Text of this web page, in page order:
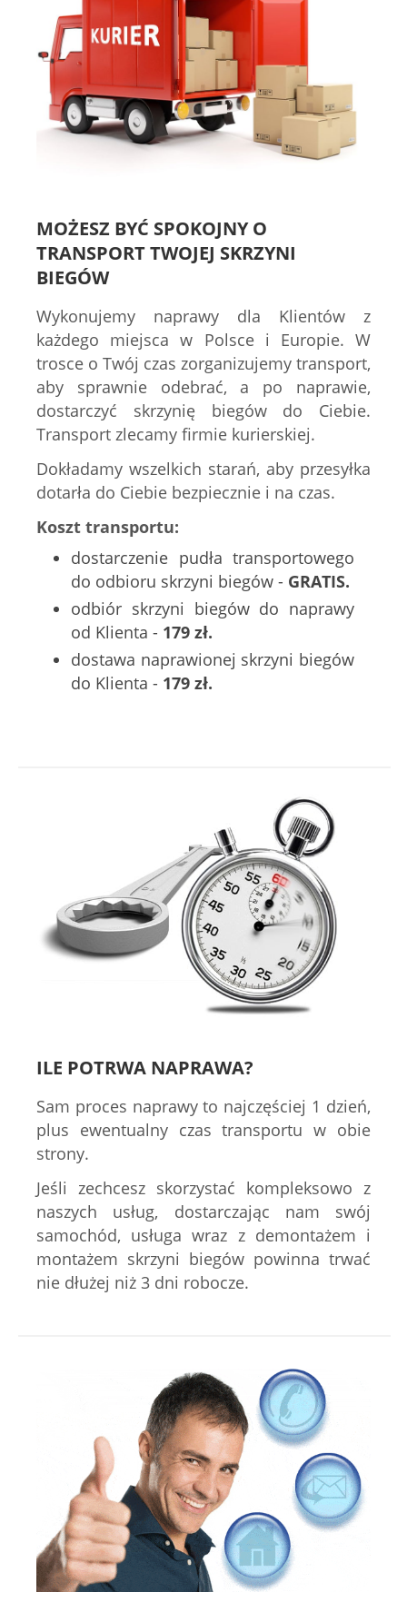
MOŻESZ BYĆ SPOKOJNY O
TRANSPORT TWOJEJ SKRZYNI
BIEGÓW
Wykonujemy naprawy dla Klientów z
każdego miejsca w Polsce i Europie. W
trosce o Twój czas zorganizujemy transport,
aby sprawnie odebrać, a po naprawie,
dostarczyć skrzynię biegów do Ciebie.
Transport zlecamy firmie kurierskiej.
Dokładamy wszelkich starań, aby przesyłka
dotarła do Ciebie bezpiecznie i na czas.
Koszt transportu:
dostarczenie pudła transportowego
do odbioru skrzyni biegów - GRATIS.
odbiór skrzyni biegów do naprawy
od Klienta - 179 zł.
dostawa naprawionej skrzyni biegów
do Klienta - 179 zł.
ILE POTRWA NAPRAWA?
Sam proces naprawy to najczęściej 1 dzień,
plus ewentualny czas transportu w obie
strony.
Jeśli zechcesz skorzystać kompleksowo z
naszych usług, dostarczając nam swój
samochód, usługa wraz z demontażem i
montażem skrzyni biegów powinna trwać
nie dłużej niż 3 dni robocze.